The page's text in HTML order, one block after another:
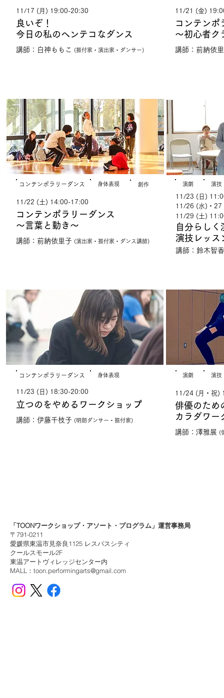
11/17 (月) 19:00-20:30
良いぞ！
今日の私のヘンテコなダンス
講師：白神ももこ (振付家・演出家・ダンサー)
11/21 (金)
コンテンポ
～初心者ク
講師：前納依
​コンテンポラリーダンス ​身体表現 創作
11/22 (土) 14:00-17:00
コンテンポラリーダンス
～言葉と動き～
講師：前納依里子 (​​演出家・振付家・ダンス講師)
演劇 演技
11/23 (日)
11/26 (水)・
11/29 (土)
自分らしく
演技レッス
講師：鈴木智
​コンテンポラリーダンス ​身体表現
11/23 (日) 18:30-20:00
立つのをやめるワークショップ
講師：伊藤千枝子 (明朗ダンサー・振付家)
演劇 演技
11/24 (月・祝)
俳優のため
カラダワー
講師：澤雅展 (​​
​「TOONワークショップ・アソート・プログラム」運営事務局
〒791-0211
愛媛県東温市見奈良1125 レスパスシティ
クールスモール2F
東温アートヴィレッジセンター​内
MALL： toon.performingarts@gmail.com